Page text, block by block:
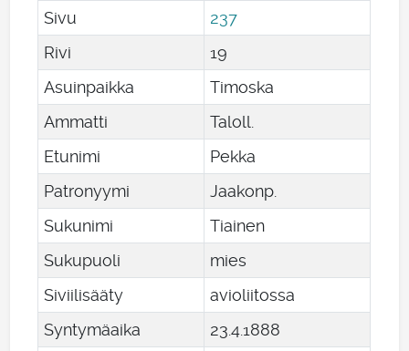
Sivu
237
Rivi
19
Asuinpaikka
Timoska
Ammatti
Taloll.
Etunimi
Pekka
Patronyymi
Jaakonp.
Sukunimi
Tiainen
Sukupuoli
mies
Siviilisääty
avioliitossa
Syntymäaika
234.1888